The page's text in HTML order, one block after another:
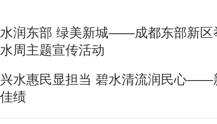
水润东部 绿美新城——成都东部新区
水周主题宣传活动
兴水惠民显担当 碧水清流润民心——
佳绩